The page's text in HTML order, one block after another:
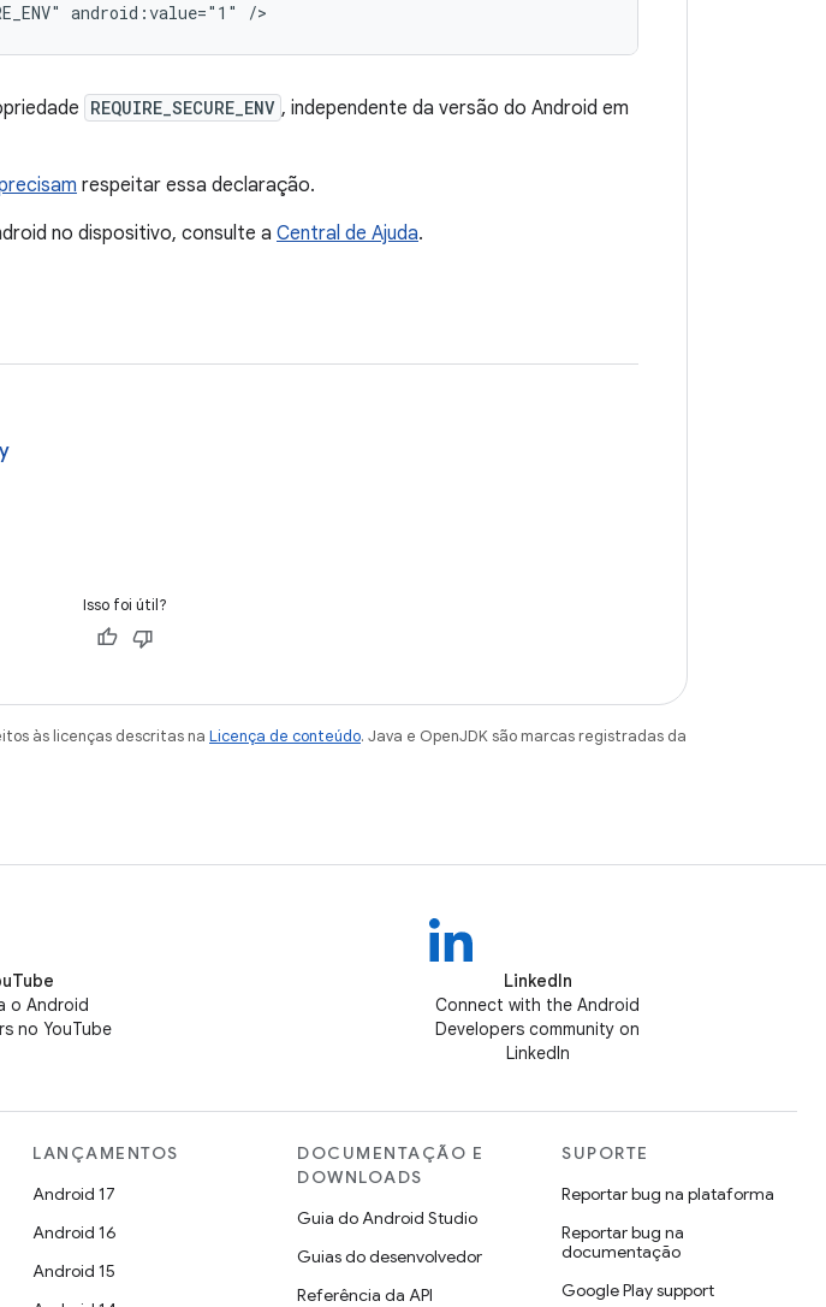
android:value="1"
REQUIRE_SECURE_ENV , independente da versão do Android em
respeitar essa declaração.
no dispositivo, consulte a Central de Ajuda.
Isso foi útil?
às licenças descritas na Licença de conteúdo. Java e OpenJDK são marcas registradas da
o Android
no YouTube
LinkedIn
Connect with the Android
Developers community on
LinkedIn
LANÇAMENTOS
Android 17
Android 16
Android 15
DOCUMENTAÇÃO E
DOWNLOADS
Guia do Android Studio
Guias do desenvolvedor
Referência da API
SUPORTE
Reportar bug na plataforma
Reportar bug na
documentação
Google Play support